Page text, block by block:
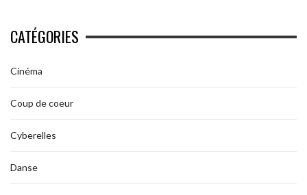
CATÉGORIES
Cinéma
Coup de coeur
Cyberelles
Danse